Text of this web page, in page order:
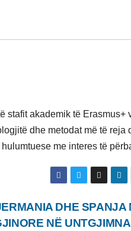
stafit akademik të Erasmus+
dhe metodat më të reja
me interes të
DHE SPANJA
NË